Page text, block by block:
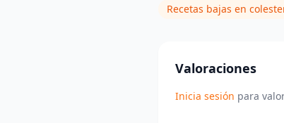
Recetas bajas en
Valoraciones
Inicia sesión para